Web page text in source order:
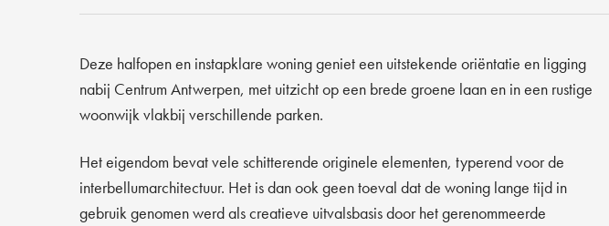
Deze halfopen en instapklare woning geniet een uitstekende oriëntatie en ligging
nabij Centrum Antwerpen, met uitzicht op een brede groene laan en in een rustige
woonwijk vlakbij verschillende parken.
Het eigendom bevat vele schitterende originele elementen, typerend voor de
interbellumarchitectuur. Het is dan ook geen toeval dat de woning lange tijd in
gebruik genomen werd als creatieve uitvalsbasis door het gerenommeerde